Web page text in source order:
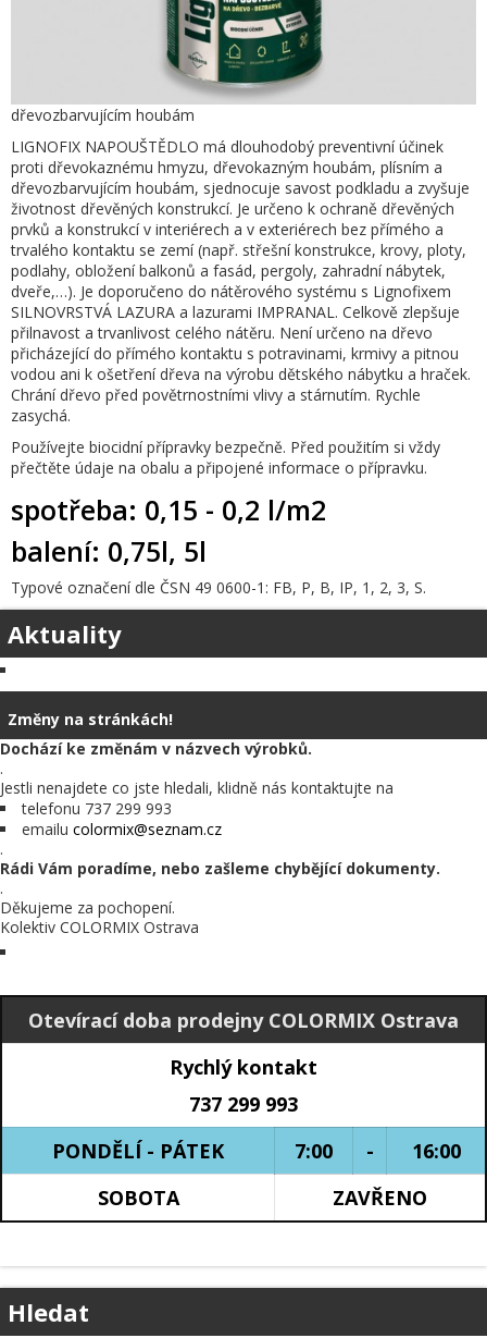
dřevozbarvujícím houbám
LIGNOFIX NAPOUŠTĚDLO má dlouhodobý preventivní účinek
proti dřevokaznému hmyzu, dřevokazným houbám, plísním a
dřevozbarvujícím houbám, sjednocuje savost podkladu a zvyšuje
životnost dřevěných konstrukcí. Je určeno k ochraně dřevěných
prvků a konstrukcí v interiérech a v exteriérech bez přímého a
trvalého kontaktu se zemí (např. střešní konstrukce, krovy, ploty,
podlahy, obložení balkonů a fasád, pergoly, zahradní nábytek,
dveře,…). Je doporučeno do nátěrového systému s Lignofixem
SILNOVRSTVÁ LAZURA a lazurami IMPRANAL. Celkově zlepšuje
přilnavost a trvanlivost celého nátěru. Není určeno na dřevo
přicházející do přímého kontaktu s potravinami, krmivy a pitnou
vodou ani k ošetření dřeva na výrobu dětského nábytku a hraček.
Chrání dřevo před povětrnostními vlivy a stárnutím. Rychle
zasychá.
Používejte biocidní přípravky bezpečně. Před použitím si vždy
přečtěte údaje na obalu a připojené informace o přípravku.
spotřeba: 0,15 - 0,2 l/m2
balení: 0,75l, 5l
Typové označení dle ČSN 49 0600-1: FB, P, B, IP, 1, 2, 3, S.
Aktuality
Změny na stránkách!
Dochází ke změnám v názvech výrobků.
.
Jestli nenajdete co jste hledali, klidně nás kontaktujte na
telefonu 737 299 993
emailu colormix@seznam.cz
.
Rádi Vám poradíme, nebo zašleme chybějící dokumenty.
.
Děkujeme za pochopení.
Kolektiv COLORMIX Ostrava
Otevírací doba prodejny COLORMIX Ostrava
Rychlý kontakt
737 299 993
PONDĚLÍ - PÁTEK
7:00 -
16:00
SOBOTA
ZAVŘENO
Hledat